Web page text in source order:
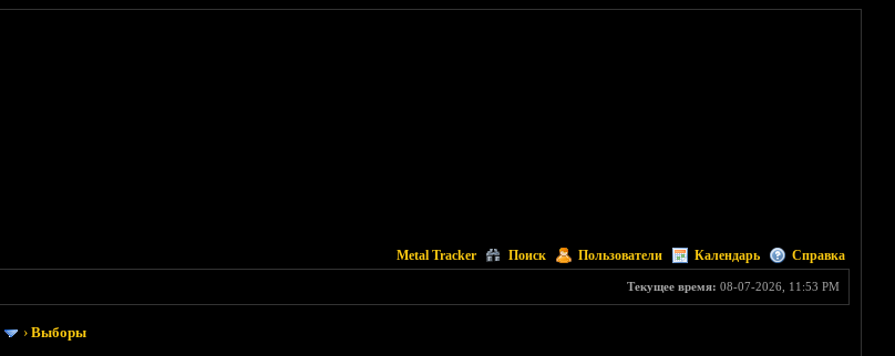
Metal Tracker Поиск Пользователи Календарь Справка
Текущее время: 08-07-2026, 11:53 PM
›Выборы